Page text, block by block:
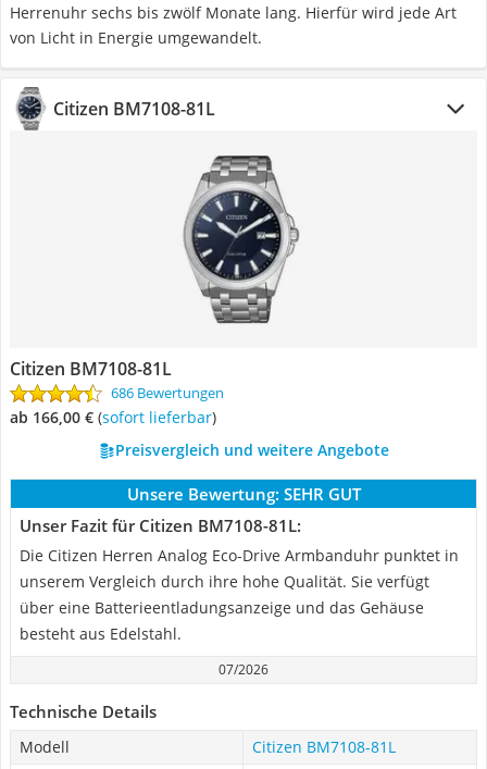
Herrenuhr sechs bis zwölf Monate lang. Hierfür wird jede Art
von Licht in Energie umgewandelt.
Citizen BM7108-81L
Citizen BM7108-81L
686 Bewertungen
ab 166,00 € ( Sofort lieferbar)
Preisvergleich und weitere Angebote
Unsere Bewertung: SEHR GUT
Unser Fazit für Citizen BM7108-81L:
Die Citizen Herren Analog Eco-Drive Armbanduhr punktet in
unserem Vergleich durch ihre hohe Qualität. Sie verfügt
über eine Batterieentladungsanzeige und das Gehäuse
besteht aus Edelstahl.
07/2026
Technische Details
Modell
Citizen BM7108-81L